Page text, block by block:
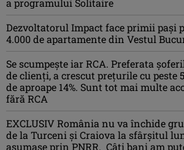
a programului Solitaire
Dezvoltatorul Impact face primii pași
4.000 de apartamente din Vestul
Se scumpește iar RCA. Preferata
de clienți, a crescut prețurile cu peste
de aproape 14%. Sunt tot mai multe
fără RCA
EXCLUSIV România nu va închide
de la Turceni și Craiova la sfârșitul
asumase prin PNRR. Câți bani am